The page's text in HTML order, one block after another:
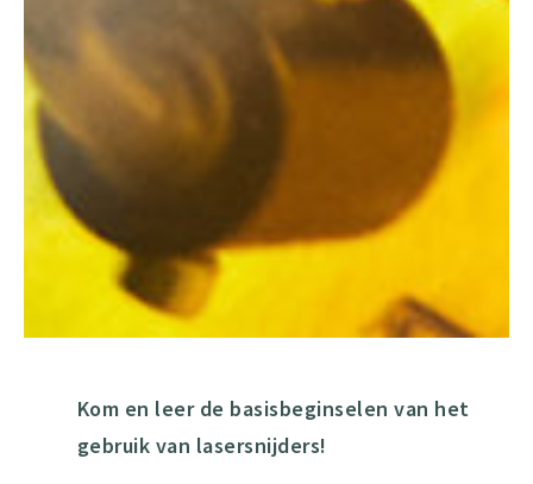
Kom en leer de basisbeginselen van het
gebruik van lasersnijders!